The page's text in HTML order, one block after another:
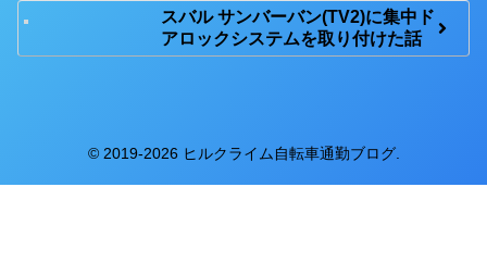
スバル サンバーバン(TV2)に集中ド
アロックシステムを取り付けた話
© 2019-2026 ヒルクライム自転車通勤ブログ.